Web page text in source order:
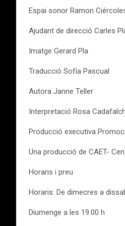
Espai sonor Ramon
Ajudant de direcció Carles
Imatge Gerard Pla
Traducció Sofía Pascual
Autora Janne Teller
Interpretació Rosa
Producció executiva
Una producció de CAET-
Horaris i preu
Horaris: De dimecres a
Diumenge a les 19.00 h